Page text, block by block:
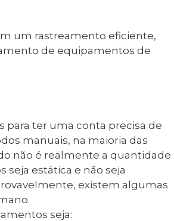
um rastreamento eficiente,
de equipamentos de
para ter uma conta precisa de
manuais, na maioria das
não é realmente a quantidade
seja estática e não seja
existem algumas
seja: